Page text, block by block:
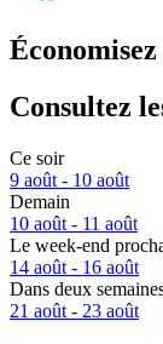
Consultez
Ce soir
9 août - 10 août
Demain
10 août - 11 août
Le week-end
14 août - 16 août
Dans deux
21 août - 23 août